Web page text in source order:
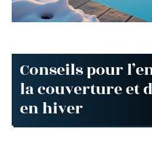
Conseils pour
la couverture et
en hiver